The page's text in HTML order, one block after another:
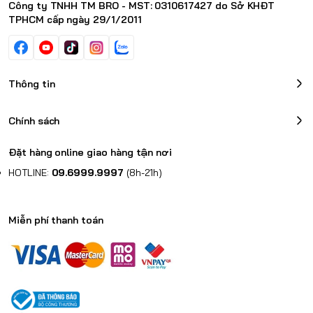
Công ty TNHH TM BRO - MST: 0310617427 do Sở KHĐT
TPHCM cấp ngày 29/1/2011
Thông tin
Chính sách
Đặt hàng online giao hàng tận nơi
HOTLINE: 09.6999.9997 (8h-21h)
Miễn phí thanh toán